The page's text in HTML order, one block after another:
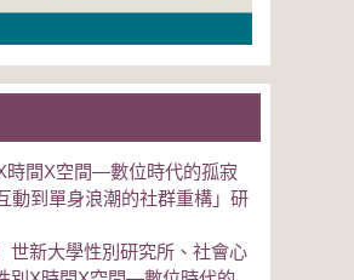
時間Χ空間—數位時代的孤寂
動到單身浪潮的社群重構」研
世新大學性別研究所、社會心